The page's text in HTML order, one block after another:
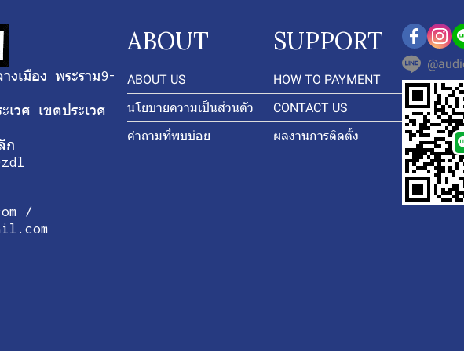
เมือง พระราม9-
เวศ เขตประเวศ
ก
/
ABOUT
ABOUT US
นโยบายความเป็นส่วนตัว
คำถามที่พบบ่อย
SUPPORT
HOW TO PAYMENT
CONTACT US
ผลงานการติดตั้ง